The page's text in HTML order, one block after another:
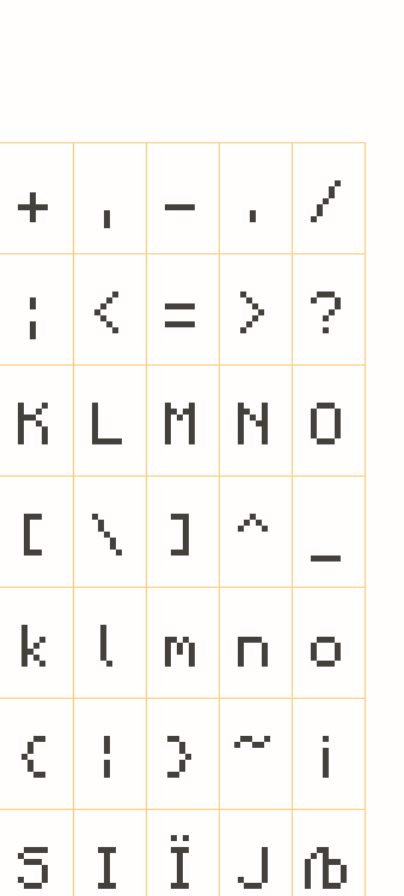
+ , - .
/
; < = >
?
K L M N
O
[ \ ] ^
k l m n
o
{ | } ~
¡
Ѕ І Ї Ј
Љ